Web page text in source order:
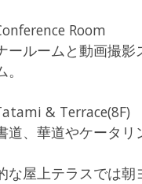
Room
ールームと動画撮
& Terrace(8F)
道、華道やケータ
な屋上テラスでは朝